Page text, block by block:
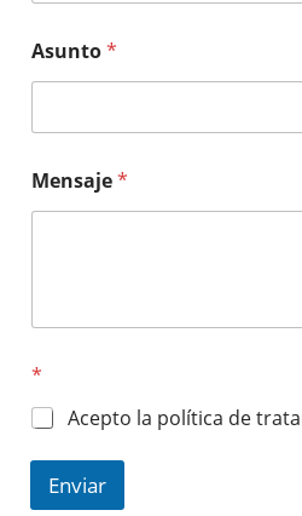
Asunto*
Mensaje*
*
Acepto la política de
Enviar